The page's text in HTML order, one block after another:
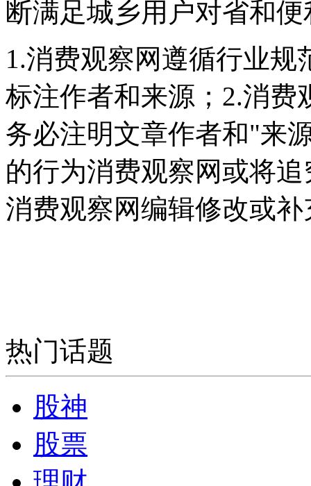
断满足城乡用户对省和
1.消费观察网遵循行业
标注作者和来源；2.消费
务必注明文章作者和"来
的行为消费观察网或将
消费观察网编辑修改或补
热门话题
股神
股票